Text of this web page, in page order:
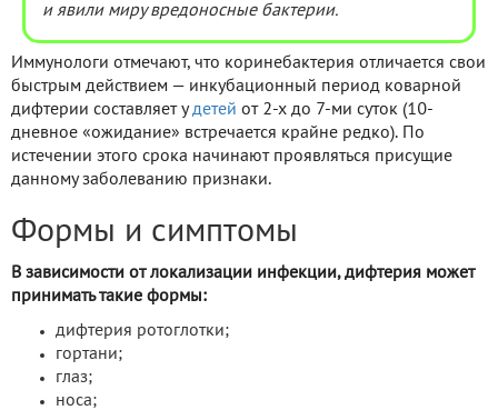
и явили миру вредоносные бактерии.
Иммунологи отмечают, что коринебактерия отличается свои
быстрым действием — инкубационный период коварной
дифтерии составляет удетей от 2-х до 7-ми суток (10-
дневное «ожидание» встречается крайне редко). По
истечении этого срока начинают проявляться присущие
данному заболеванию признаки.
Формы и симптомы
В зависимости от локализации инфекции, дифтерия может
принимать такие формы:
дифтерия ротоглотки;
гортани;
глаз;
носа;